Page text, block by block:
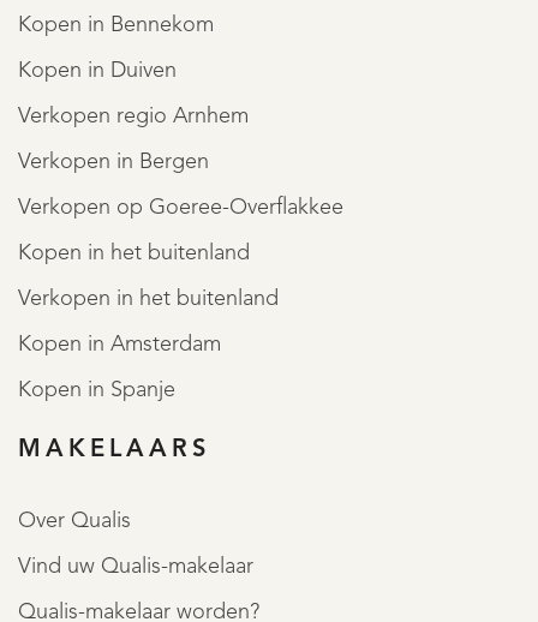
Kopen in Bennekom
Kopen in Duiven
Verkopen regio Arnhem
Verkopen in Bergen
Verkopen op Goeree-Overflakkee
Kopen in het buitenland
Verkopen in het buitenland
Kopen in Amsterdam
Kopen in Spanje
MAKELAARS
Over Qualis
Vind uw Qualis-makelaar
Qualis-makelaar worden?